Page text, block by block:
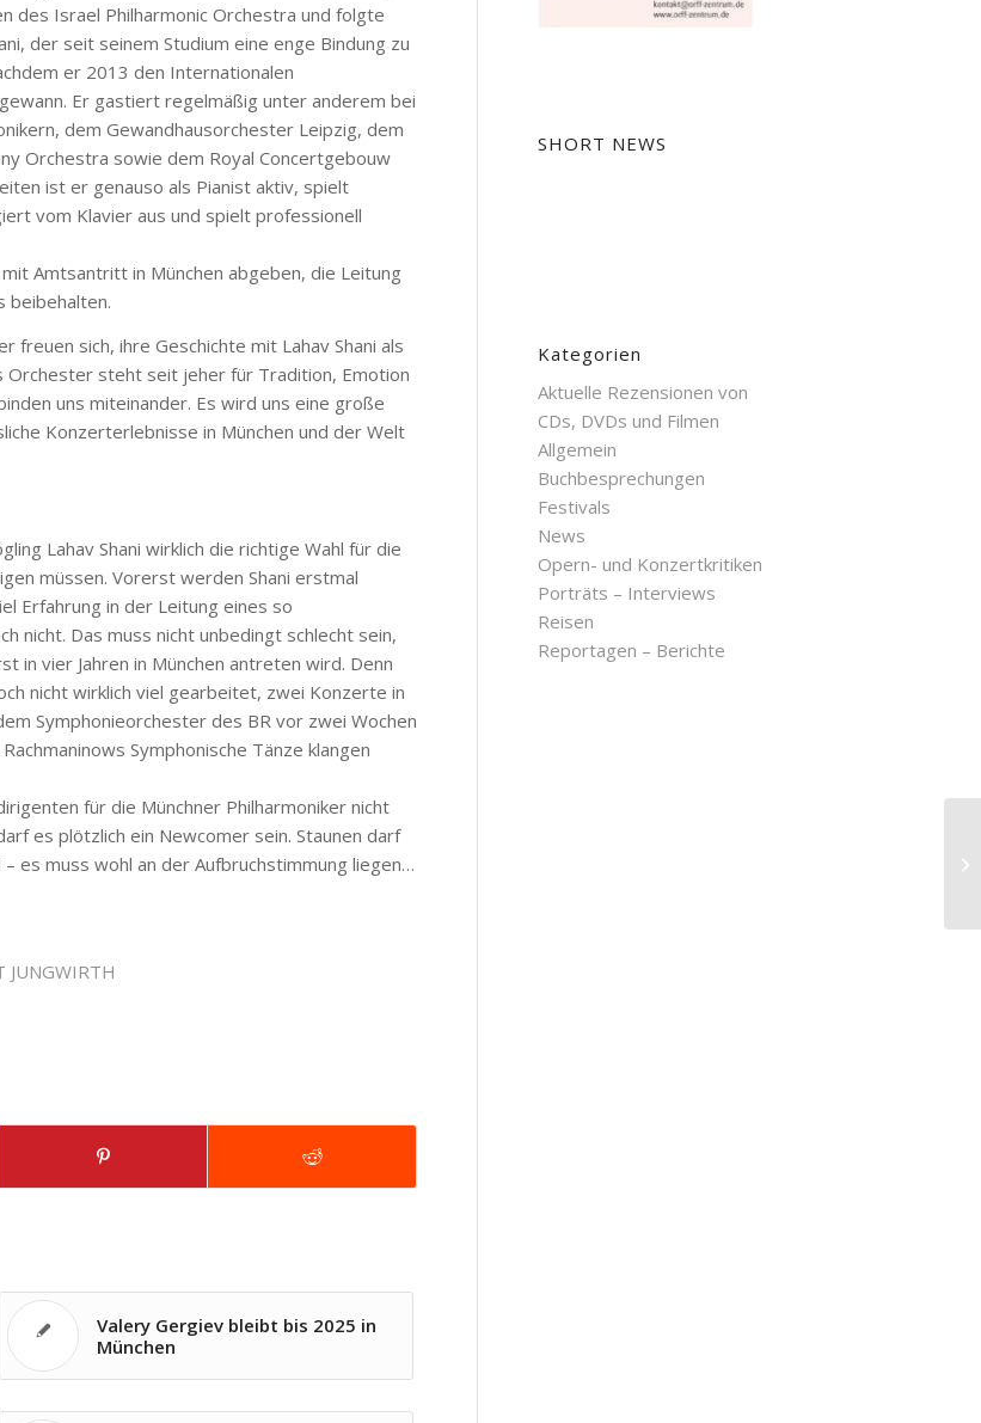
des Israel Philharmonic Orchestra und folgte
der seit seinem Studium eine enge Bindung zu
er 2013 den Internationalen
Er gastiert regelmäßig unter anderem bei
dem Gewandhausorchester Leipzig, dem
Orchestra sowie dem Royal Concertgebouw
ist er genauso als Pianist aktiv, spielt
vom Klavier aus und spielt professionell
Amtsantritt in München abgeben, die Leitung
beibehalten.
freuen sich, ihre Geschichte mit Lahav Shani als
steht seit jeher für Tradition, Emotion
uns miteinander. Es wird uns eine große
Konzerterlebnisse in München und der Welt
Lahav Shani wirklich die richtige Wahl für die
müssen. Vorerst werden Shani erstmal
Erfahrung in der Leitung eines so
nicht. Das muss nicht unbedingt schlecht sein,
in vier Jahren in München antreten wird. Denn
nicht wirklich viel gearbeitet, zwei Konzerte in
Symphonieorchester des BR vor zwei Wochen
Symphonische Tänze klangen
für die Münchner Philharmoniker nicht
es plötzlich ein Newcomer sein. Staunen darf
es muss wohl an der Aufbruchstimmung liegen…
JUNGWIRTH
Valery Gergiev bleibt bis 2025 in
München
SHORT NEWS
Kategorien
Aktuelle Rezensionen von
CDs, DVDs und Filmen
Allgemein
Buchbesprechungen
Festivals
News
Opern- und Konzertkritiken
Porträts – Interviews
Reisen
Reportagen – Berichte